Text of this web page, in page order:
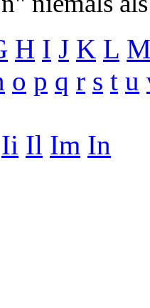
H I J K L
o p q r s t u
Ii Il Im In